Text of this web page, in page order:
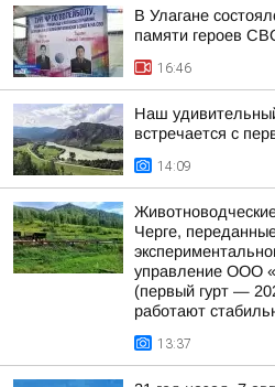
В Улагане
памяти героев
16:46
Наш
встречается с
14:09
Черге,
управление ООО
(первый гурт —
работают
13:37